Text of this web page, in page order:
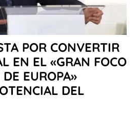
POR CONVERTIR
EN EL «GRAN FOCO
EUROPA»
DEL